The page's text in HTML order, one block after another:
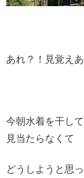
あれ？！見覚え
今朝水着を干し
見当たらなくて
どうしようと思